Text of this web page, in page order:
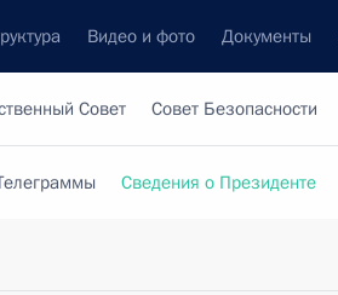
Видео и фото Документы
Совет Совет Безопасности
Сведения о Президенте